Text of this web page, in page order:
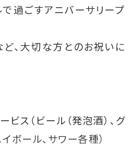
過ごすアニバーサリープ
、大切な方とのお祝いに
ス（ビール（発泡酒）、グ
イボール、サワー各種）